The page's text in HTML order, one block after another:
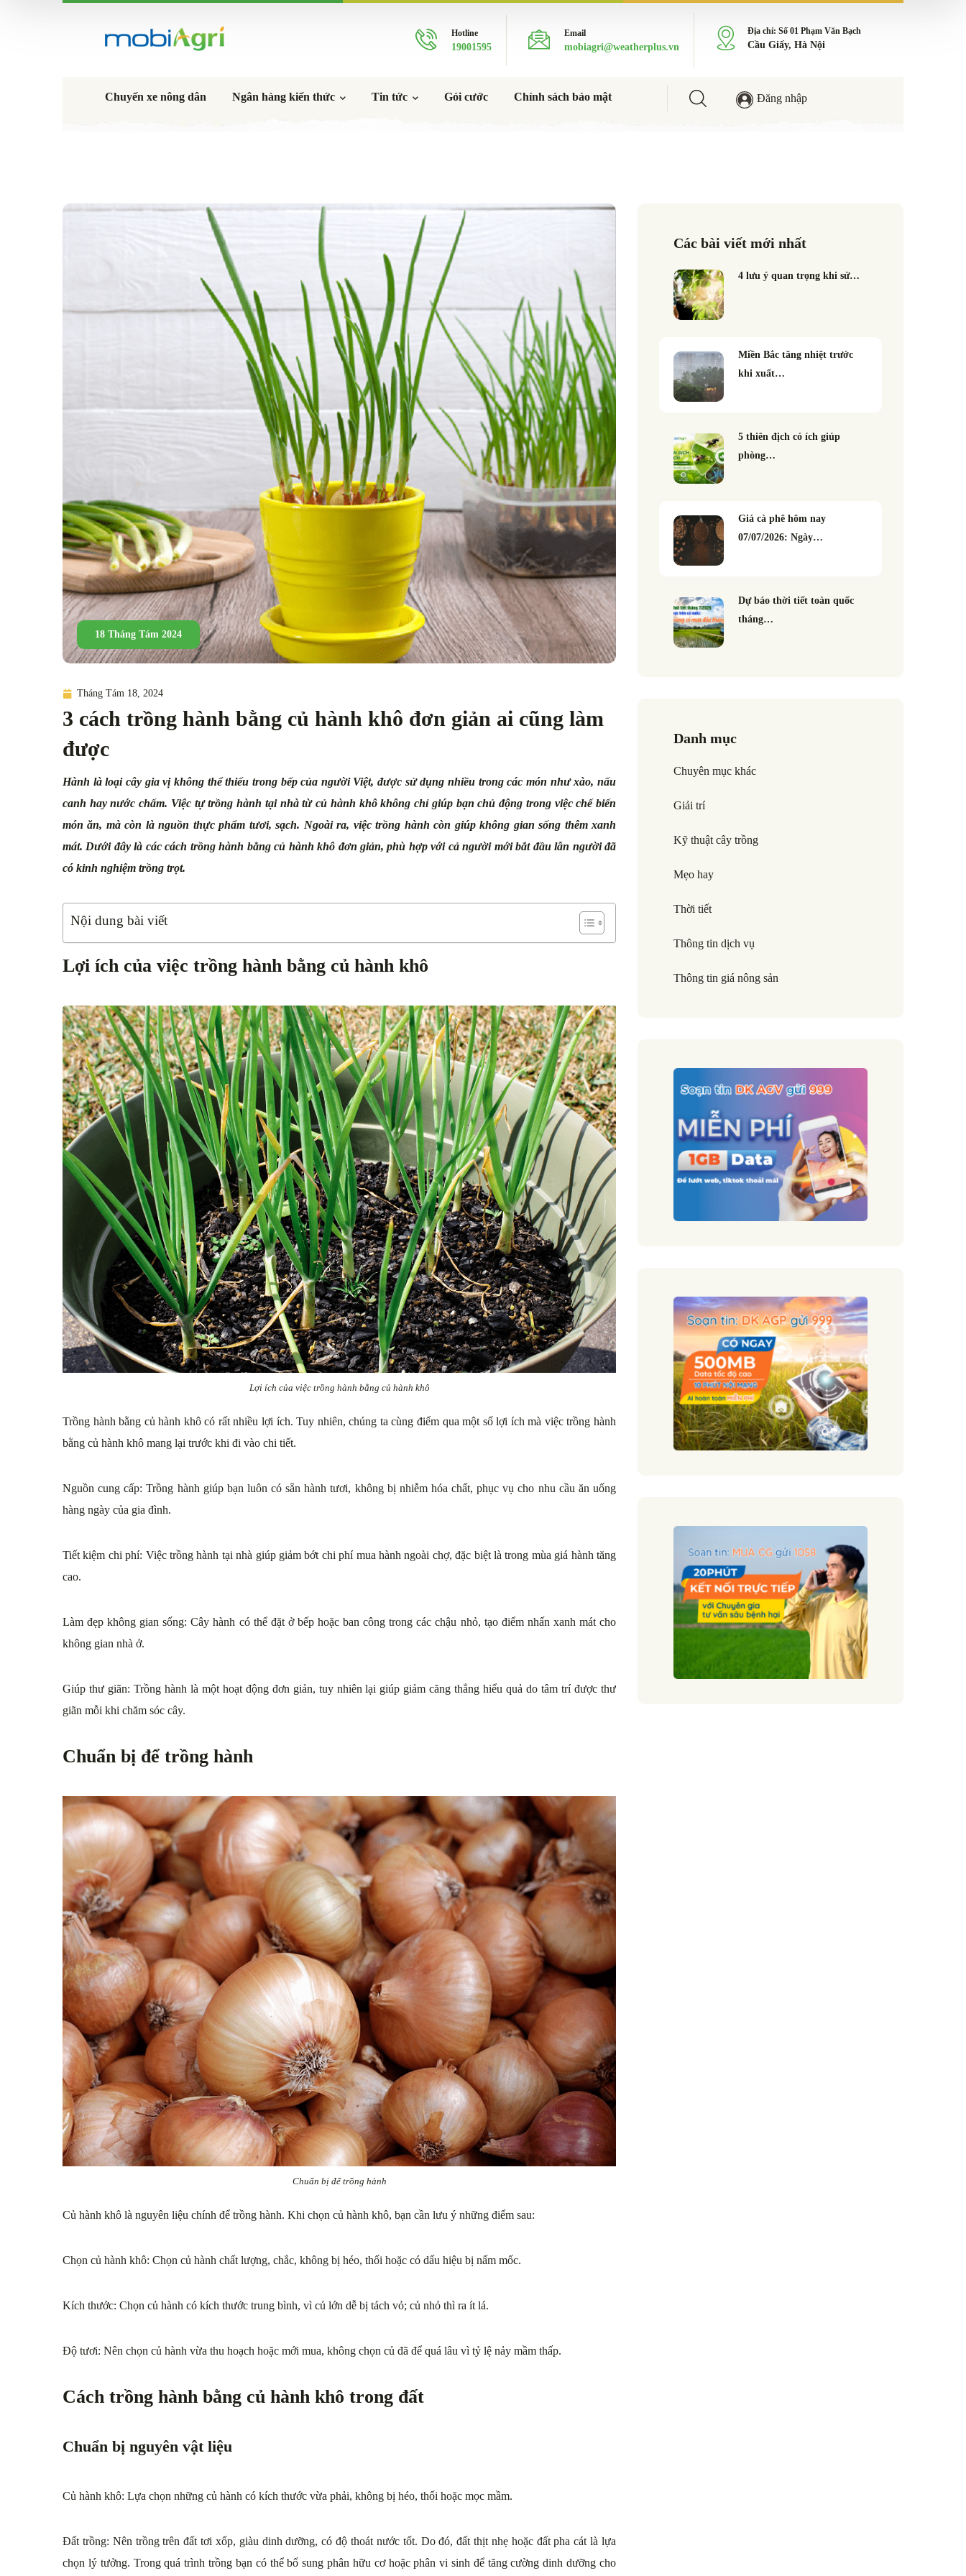
Hotline
19001595
Email
mobiagri@weatherplus.vn
Địa chỉ: Số 01 Phạm Văn Bạch
Cầu Giấy, Hà Nội
Chuyến xe nông dân Ngân hàng kiến thức Tin tức Gói cước Chính sách bảo mật Đăng nhập
18 Tháng Tám 2024
Tháng Tám 18, 2024
3 cách trồng hành bằng củ hành khô đơn giản ai cũng làm
được
Hành là loại cây gia vị không thể thiếu trong bếp của người Việt, được sử dụng nhiều trong các món như xào, nấu
canh hay nước chấm. Việc tự trồng hành tại nhà từ củ hành khô không chỉ giúp bạn chủ động trong việc chế biến
món ăn, mà còn là nguồn thực phẩm tươi, sạch. Ngoài ra, việc trồng hành còn giúp không gian sống thêm xanh
mát. Dưới đây là các cách trồng hành bằng củ hành khô đơn giản, phù hợp với cả người mới bắt đầu lẫn người đã
có kinh nghiệm trồng trọt.
Nội dung bài viết
Lợi ích của việc trồng hành bằng củ hành khô
Lợi ích của việc trồng hành bằng củ hành khô
Trồng hành bằng củ hành khô có rất nhiều lợi ích. Tuy nhiên, chúng ta cùng điểm qua một số lợi ích mà việc trồng hành
bằng củ hành khô mang lại trước khi đi vào chi tiết.
Nguồn cung cấp: Trồng hành giúp bạn luôn có sẵn hành tươi, không bị nhiễm hóa chất, phục vụ cho nhu cầu ăn uống
hàng ngày của gia đình.
Tiết kiệm chi phí: Việc trồng hành tại nhà giúp giảm bớt chi phí mua hành ngoài chợ, đặc biệt là trong mùa giá hành tăng
cao.
Làm đẹp không gian sống: Cây hành có thể đặt ở bếp hoặc ban công trong các chậu nhỏ, tạo điểm nhấn xanh mát cho
không gian nhà ở.
Giúp thư giãn: Trồng hành là một hoạt động đơn giản, tuy nhiên lại giúp giảm căng thẳng hiểu quả do tâm trí được thư
giãn mỗi khi chăm sóc cây.
Chuẩn bị để trồng hành
Chuẩn bị để trồng hành
Củ hành khô là nguyên liệu chính để trồng hành. Khi chọn củ hành khô, bạn cần lưu ý những điểm sau:
Chọn củ hành khô: Chọn củ hành chất lượng, chắc, không bị héo, thối hoặc có dấu hiệu bị nấm mốc.
Kích thước: Chọn củ hành có kích thước trung bình, vì củ lớn dễ bị tách vỏ; củ nhỏ thì ra ít lá.
Độ tươi: Nên chọn củ hành vừa thu hoạch hoặc mới mua, không chọn củ đã để quá lâu vì tỷ lệ nảy mầm thấp.
Cách trồng hành bằng củ hành khô trong đất
Chuẩn bị nguyên vật liệu
Củ hành khô: Lựa chọn những củ hành có kích thước vừa phải, không bị héo, thối hoặc mọc mầm.
Đất trồng: Nên trồng trên đất tơi xốp, giàu dinh dưỡng, có độ thoát nước tốt. Do đó, đất thịt nhẹ hoặc đất pha cát là lựa
chọn lý tưởng. Trong quá trình trồng bạn có thể bổ sung phân hữu cơ hoặc phân vi sinh để tăng cường dinh dưỡng cho
Các bài viết mới nhất
4 lưu ý quan trọng khi sử…
Miền Bắc tăng nhiệt trước
khi xuất…
5 thiên địch có ích giúp
phòng…
Giá cà phê hôm nay
07/07/2026: Ngày…
Dự báo thời tiết toàn quốc
tháng…
Danh mục
Chuyên mục khác
Giải trí
Kỹ thuật cây trồng
Mẹo hay
Thời tiết
Thông tin dịch vụ
Thông tin giá nông sản